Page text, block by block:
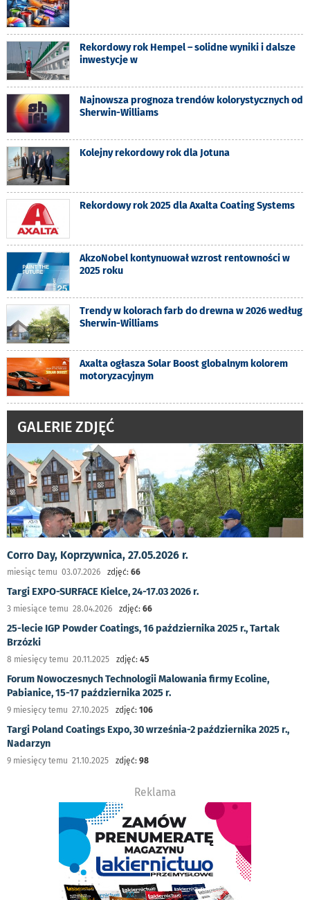
Rekordowy rok Hempel – solidne wyniki i dalsze
inwestycje w
Najnowsza prognoza trendów kolorystycznych od
Sherwin-Williams
Kolejny rekordowy rok dla Jotuna
Rekordowy rok 2025 dla Axalta Coating Systems
AkzoNobel kontynuował wzrost rentowności w
2025 roku
Trendy w kolorach farb do drewna w 2026 według
Sherwin-Williams
Axalta ogłasza Solar Boost globalnym kolorem
motoryzacyjnym
GALERIE ZDJĘĆ
Corro Day, Koprzywnica, 27.05.2026 r.
miesiąc temu 03.07.2026 zdjęć: 66
Targi EXPO-SURFACE Kielce, 24-17.03 2026 r.
3 miesiące temu 28.04.2026 zdjęć: 66
25-lecie IGP Powder Coatings, 16 października 2025 r., Tartak
Brzózki
8 miesięcy temu 20.11.2025 zdjęć: 45
Forum Nowoczesnych Technologii Malowania firmy Ecoline,
Pabianice, 15-17 października 2025 r.
9 miesięcy temu 27.10.2025 zdjęć: 106
Targi Poland Coatings Expo, 30 września-2 października 2025 r.,
Nadarzyn
9 miesięcy temu 21.10.2025 zdjęć: 98
Reklama